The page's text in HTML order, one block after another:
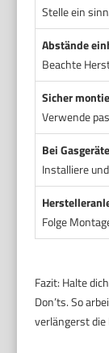
Stelle ein
Abstände
Beachte
Sicher
Verwende
Bei
Installiere
Folge
Fazit: Halte
Don’ts. So
verlängerst die